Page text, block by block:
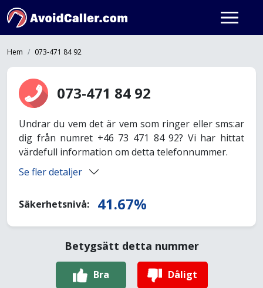
Hem 073-471 84 92
073-471 84 92
Undrar du vem det är vem som ringer eller sms:ar
dig från numret +46 73 471 84 92? Vi har hittat
värdefull information om detta telefonnummer.
Se fler detaljer
Säkerhetsnivå: 41.67%
Betygsätt detta nummer
Bra Dåligt